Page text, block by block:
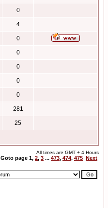
0
4
0
0
0
0
0
281
25
All times are GMT + 4 Hours
Goto page 1, 2, 3 ... 473, 474, 475 Next